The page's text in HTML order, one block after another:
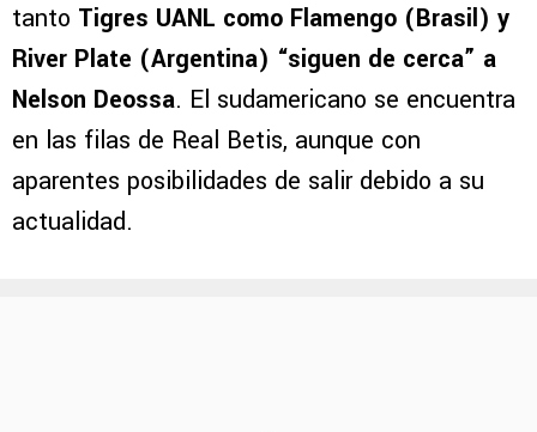
tanto Tigres UANL como Flamengo (Brasil) y
River Plate (Argentina) “siguen de cerca” a
Nelson Deossa. El sudamericano se encuentra
en las filas de Real Betis, aunque con
aparentes posibilidades de salir debido a su
actualidad.